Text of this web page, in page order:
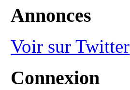
Annonces
Voir sur Twitter
Connexion